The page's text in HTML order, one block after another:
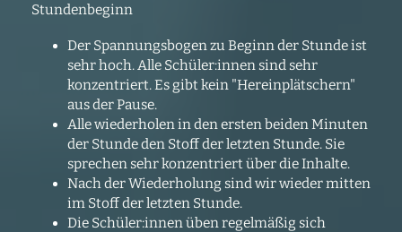
Stundenbeginn
Der Spannungsbogen zu Beginn der Stunde ist
sehr hoch. Alle Schüler:innen sind sehr
konzentriert. Es gibt kein "Hereinplätschern"
aus der Pause.
Alle wiederholen in den ersten beiden Minuten
der Stunde den Stoff der letzten Stunde. Sie
sprechen sehr konzentriert über die Inhalte.
Nach der Wiederholung sind wir wieder mitten
im Stoff der letzten Stunde.
Die Schüler:innen üben regelmäßig sich